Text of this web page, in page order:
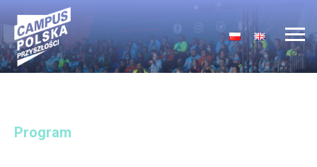
Main Navigation
Program